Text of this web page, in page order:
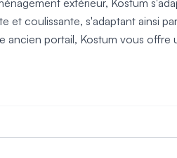
ouvertures spéciales
nos portillons
contemporains
architectes
décoratifs
Spéciales
nos clôtures
extérieur, Kostum
et coulissante, s'adaptant ainsi
ancien portail, Kostum vous offre